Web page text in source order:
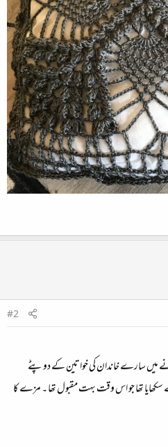
#2
میں سارے خاندان کی خواتین کے دوپٹے
تھا جو اس وقت بہت مقبول تھا ۔ مزے کا